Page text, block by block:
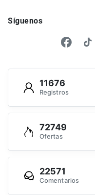
Síguenos
11676
Registros
72749
Ofertas
22571
Comentarios